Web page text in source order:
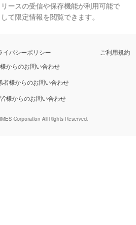
ースの受信や保存機能が利用可能で
て限定情報を閲覧できます。
イバシーポリシー
ご利用規約
からのお問い合わせ
者様からのお問い合わせ
様からのお問い合わせ
Corporation All Rights Reserved.